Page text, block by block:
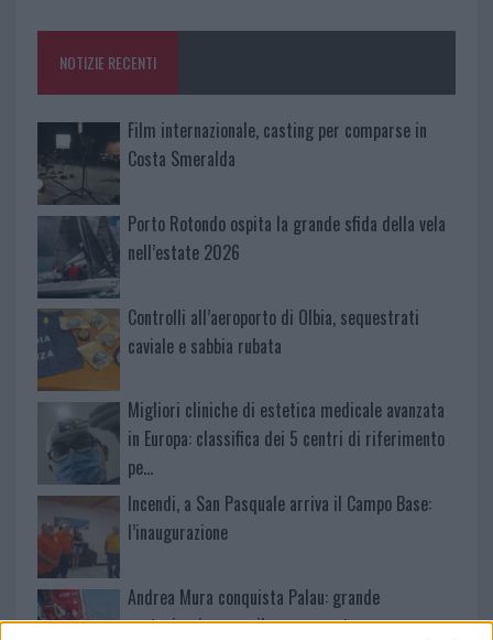
o
k
p
NOTIZIE RECENTI
Film internazionale, casting per comparse in
Costa Smeralda
Porto Rotondo ospita la grande sfida della vela
nell’estate 2026
Controlli all’aeroporto di Olbia, sequestrati
caviale e sabbia rubata
Migliori cliniche di estetica medicale avanzata
in Europa: classifica dei 5 centri di riferimento
pe…
Incendi, a San Pasquale arriva il Campo Base:
l’inaugurazione
Andrea Mura conquista Palau: grande
partecipazione per il suo racconto